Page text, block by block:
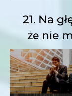
21. Na
że nie